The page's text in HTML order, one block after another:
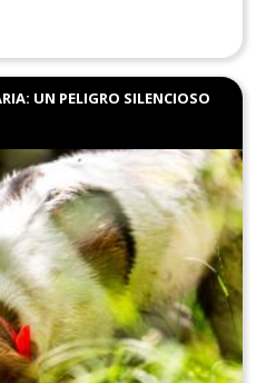
UN PELIGRO SILENCIOSO